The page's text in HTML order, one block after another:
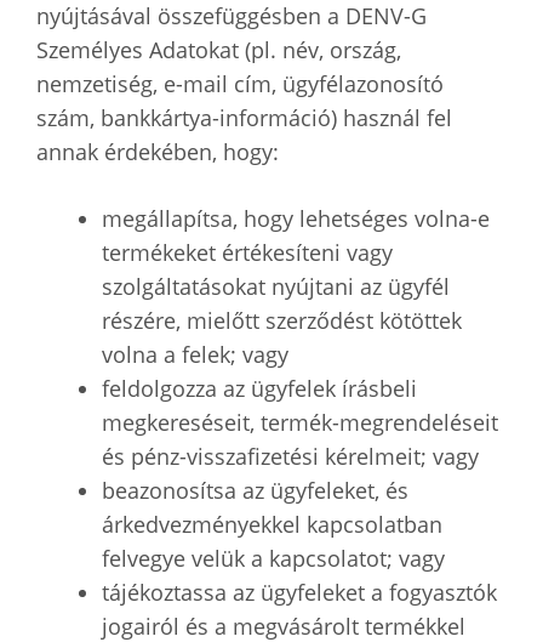
nyújtásával összefüggésben a DENV-G
Személyes Adatokat (pl. név, ország,
nemzetiség, e-mail cím, ügyfélazonosító
szám, bankkártya-információ) használ fel
annak érdekében, hogy:
megállapítsa, hogy lehetséges volna-e
termékeket értékesíteni vagy
szolgáltatásokat nyújtani az ügyfél
részére, mielőtt szerződést kötöttek
volna a felek; vagy
feldolgozza az ügyfelek írásbeli
megkereséseit, termék-megrendeléseit
és pénz-visszafizetési kérelmeit; vagy
beazonosítsa az ügyfeleket, és
árkedvezményekkel kapcsolatban
felvegye velük a kapcsolatot; vagy
tájékoztassa az ügyfeleket a fogyasztók
jogairól és a megvásárolt termékkel